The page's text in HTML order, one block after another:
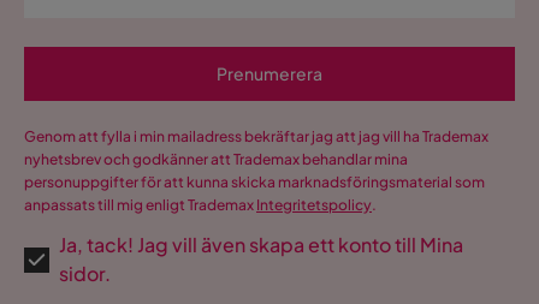
Prenumerera
Genom att fylla i min mailadress bekräftar jag att jag vill ha Trademax
nyhetsbrev och godkänner att Trademax behandlar mina
personuppgifter för att kunna skicka marknadsföringsmaterial som
anpassats till mig enligt Trademax Integritetspolicy.
Ja, tack! Jag vill även skapa ett konto till Mina
sidor.